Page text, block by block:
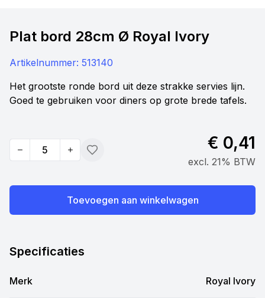
Plat bord 28cm Ø Royal Ivory
Artikelnummer: 513140
Het grootste ronde bord uit deze strakke servies lijn.
Goed te gebruiken voor diners op grote brede tafels.
Quantity Toevoegen
€ 0,41
excl. 21% BTW
Toevoegen aan winkelwagen
Specificaties
Merk Royal Ivory